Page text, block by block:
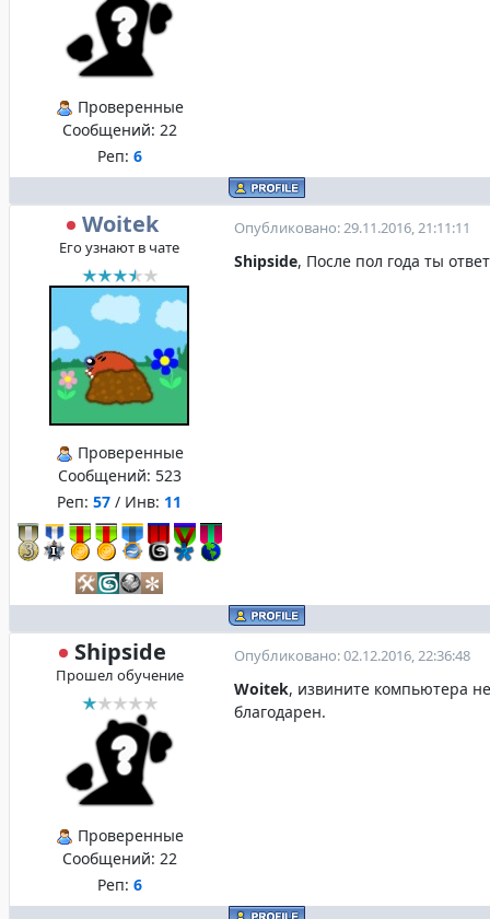
Проверенные
Сообщений: 22
Реп: 6
Woitek
Его узнают в чате
Проверенные
Сообщений: 523
Реп: 57 / Инв: 11
Опубликовано: 29.11.2016, 21:11:11
Shipside, После пол года ты
Shipside
Прошел обучение
Проверенные
Сообщений: 22
Реп: 6
Опубликовано: 02.12.2016, 22:36:48
Woitek, извините компьютера
благодарен.